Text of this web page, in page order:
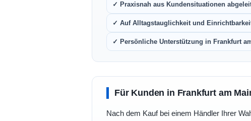
✓ Praxisnah aus Kundensituationen
✓ Auf Alltagstauglichkeit und
✓ Persönliche Unterstützung in Frankfurt
Für Kunden in Frankfurt am
Nach dem Kauf bei einem Händler Ihrer